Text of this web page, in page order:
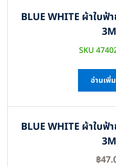
BLUE WHITE ผ้าใบฟ้
3M
SKU
อ่านเพิ่
BLUE WHITE ผ้าใบฟ้
3M
฿